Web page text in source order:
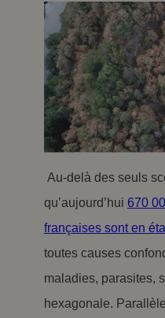
Au-delà des seuls
qu’aujourd’hui 670
françaises sont en
toutes causes
maladies, parasites,
hexagonale.